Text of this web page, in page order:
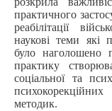
практичного
реабілітації
наукові теми які
було наголошено
практику
соціальної та
методик.